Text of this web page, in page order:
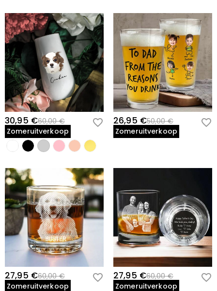
30,95 €60,00 €
Zomeruitverkoop
26,95 €50,00 €
Zomeruitverkoop
27,95 €60,00 €
Zomeruitverkoop
27,95 €60,00 €
Zomeruitverkoop